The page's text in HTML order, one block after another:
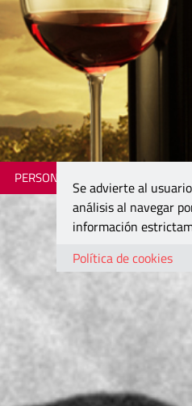
PERSONAJES
Se advierte al
análisis al navegar
información
Política de cookies